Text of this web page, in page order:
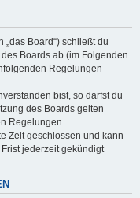
„das Board“) schließt du
Boards ab (im Folgenden
Regelungen
bist, so darfst du
des Boards gelten
Regelungen.
Zeit geschlossen und kann
jederzeit gekündigt